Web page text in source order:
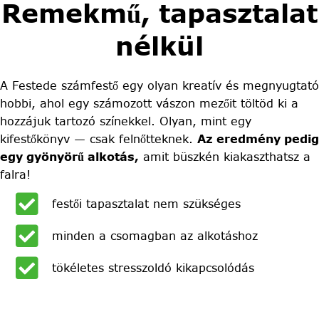
Remekmű, tapasztalat
nélkül
A Festede számfestő egy olyan kreatív és megnyugtató
hobbi, ahol egy számozott vászon mezőit töltöd ki a
hozzájuk tartozó színekkel. Olyan, mint egy
kifestőkönyv — csak felnőtteknek. Az eredmény pedig
egy gyönyörű alkotás, amit büszkén kiakaszthatsz a
falra!
festői tapasztalat nem szükséges
minden a csomagban az alkotáshoz
tökéletes stresszoldó kikapcsolódás